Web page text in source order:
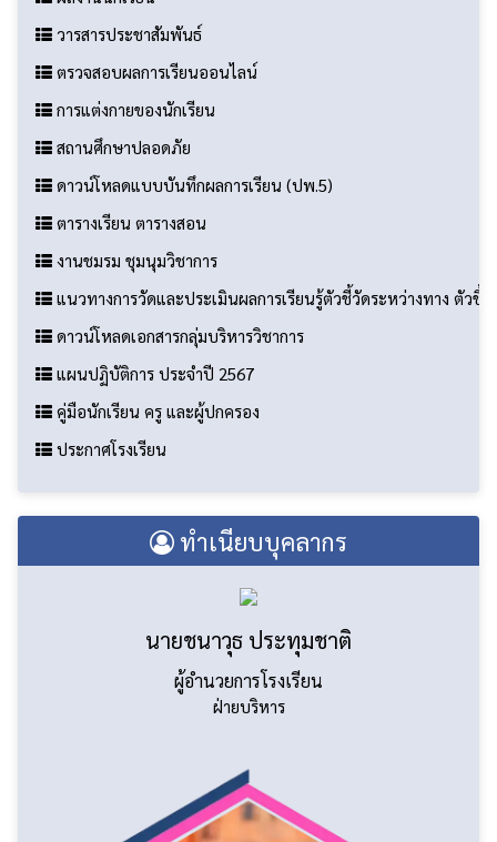
วารสารประชาสัมพันธ์
ตรวจสอบผลการเรียนออนไลน์
การแต่งกายของนักเรียน
สถานศึกษาปลอดภัย
ดาวน์โหลดแบบบันทึกผลการเรียน (ปพ.5)
ตารางเรียน ตารางสอน
งานชมรม ชุมนุมวิชาการ
แนวทางการวัดและประเมินผลการเรียนรู้ตัวชี้วัดระหว่างทาง ตัวชี้
ดาวน์โหลดเอกสารกลุ่มบริหารวิชาการ
แผนปฏิบัติการ ประจำปี 2567
คู่มือนักเรียน ครู และผู้ปกครอง
ประกาศโรงเรียน
ทำเนียบบุคลากร
นายชนาวุธ ประทุมชาติ
ผู้อำนวยการโรงเรียน
ฝ่ายบริหาร